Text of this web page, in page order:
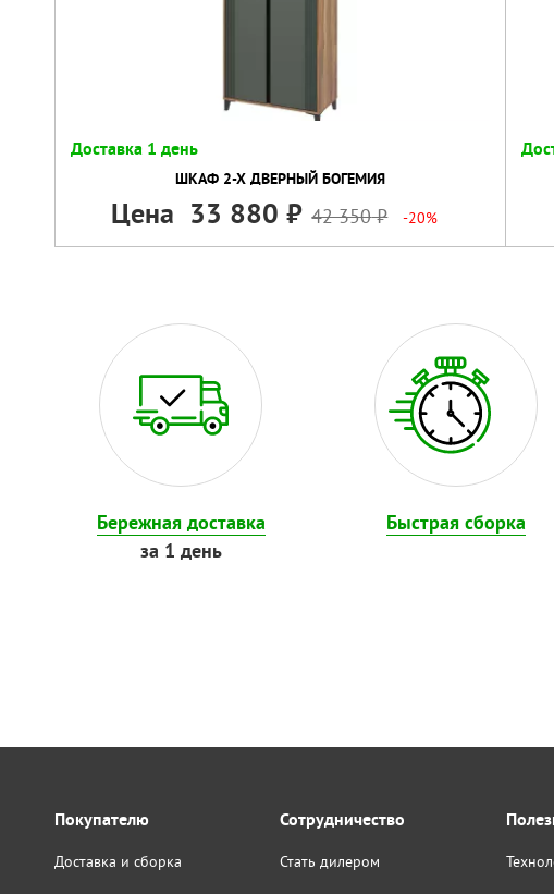
Доставка 1 день
ШКАФ 2-Х ДВЕРНЫЙ БОГЕМИЯ
Цена 33 880 42 350 -20%
Бережная доставка
за 1 день
Быстрая сборка
Покупателю
Доставка и сборка
Сотрудничество
Стать дилером